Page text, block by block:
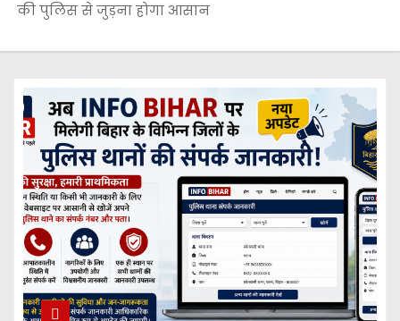
की पुलिस से जुड़ना होगा आसान